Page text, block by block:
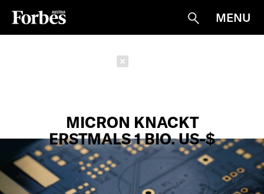
Suche
MENU
MICRON KNACKT
ERSTMALS 1 BIO. US-$